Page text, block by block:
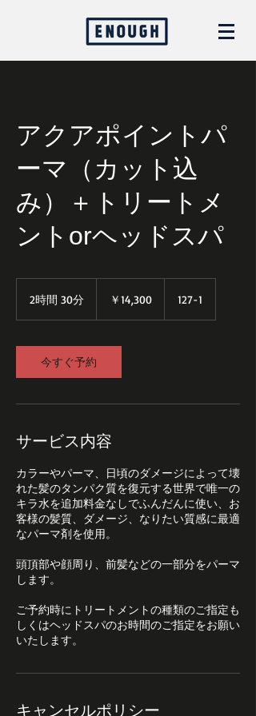
アクアポイントパ
ーマ（カット込
み）＋トリートメ
ントorヘッドスパ
2時間 30分
3
0
分
￥14,300 127-1
今すぐ予約
サービス内容
カラーやパーマ、日頃のダメージによって壊
れた髪のタンパク質を復元する世界で唯一の
キラ水を追加料金なしでふんだんに使い、お
客様の髪質、ダメージ、なりたい質感に最適
なパーマ剤を使用。
頭頂部や顔周り、前髪などの一部分をパーマ
します。
ご予約時にトリートメントの種類のご指定も
しくはヘッドスパのお時間のご指定をお願い
いたします。
キャンセルポリシー